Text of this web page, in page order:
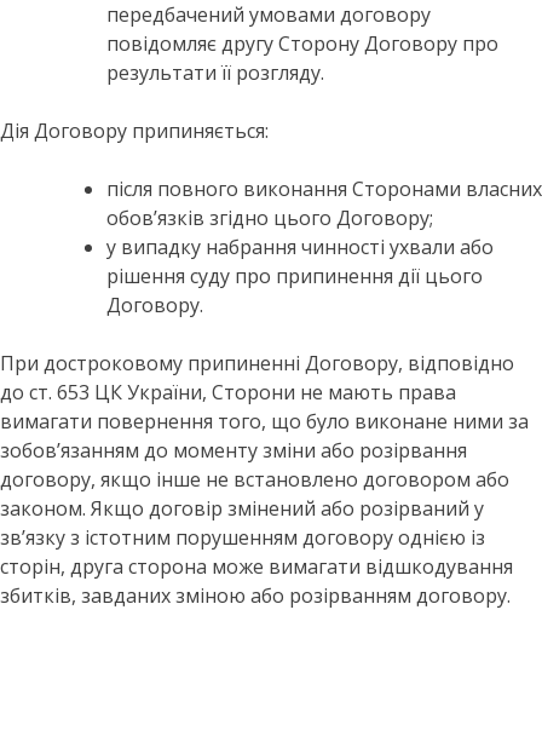
передбачений умовами договору
повідомляє другу Сторону Договору про
результати її розгляду.
Дія Договору припиняється:
після повного виконання Сторонами власних
обов’язків згідно цього Договору;
у випадку набрання чинності ухвали або
рішення суду про припинення дії цього
Договору.
При достроковому припиненні Договору, відповідно
до ст. 653 ЦК України, Сторони не мають права
вимагати повернення того, що було виконане ними за
зобов’язанням до моменту зміни або розірвання
договору, якщо інше не встановлено договором або
законом. Якщо договір змінений або розірваний у
зв’язку з істотним порушенням договору однією із
сторін, друга сторона може вимагати відшкодування
збитків, завданих зміною або розірванням договору.